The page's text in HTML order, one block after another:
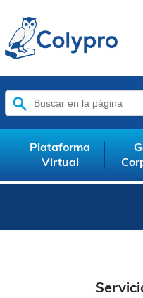
Buscar:
Plataforma
Virtual